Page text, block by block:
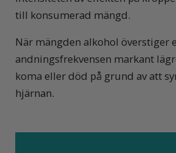
till konsumerad mängd.
När mängden alkohol överstiger
andningsfrekvensen markant
koma eller död på grund av att
hjärnan.